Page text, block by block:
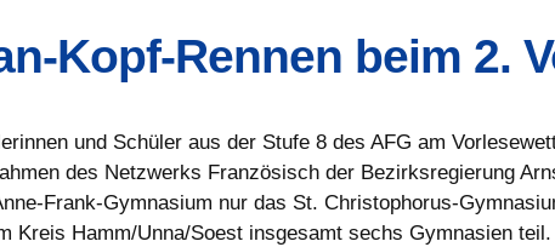
Kopf-Rennen beim 2.
und Schüler aus der Stufe 8 des AFG am
des Netzwerks Französisch der Bezirksregierung
Frank-Gymnasium nur das St. Christophorus-
Kreis Hamm/Unna/Soest insgesamt sechs Gymnasien teil.